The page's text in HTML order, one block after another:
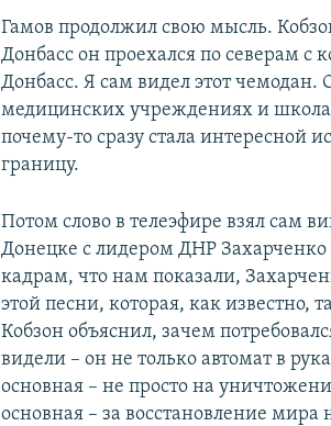
Гамов продолжил свою мысль.
Донбасс он проехался по северам с
Донбасс. Я сам видел этот чемодан.
медицинских учреждениях и
почему-то сразу стала интересной
границу.
Потом слово в телеэфире взял сам
Донецке с лидером ДНР
кадрам, что нам показали,
этой песни, которая, как известно,
Кобзон объяснил, зачем
видели – он не только автомат в
основная – не просто на
основная – за восстановление мира